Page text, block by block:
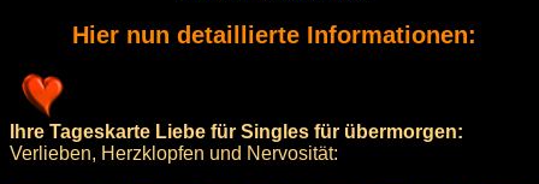
Hier nun detaillierte Informationen:
Ihre Tageskarte Liebe für Singles für übermorgen:
Verlieben, Herzklopfen und Nervosität: